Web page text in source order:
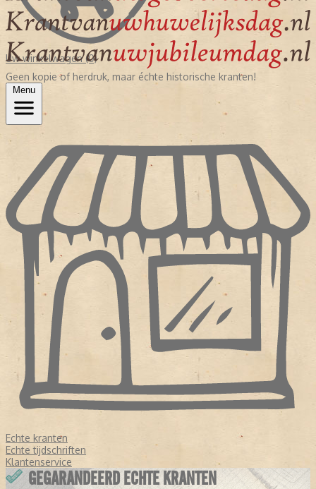
Uw winkelwagen (0)
Geen kopie of herdruk, maar échte historische kranten!
Menu
Echte kranten
Echte tijdschriften
Klantenservice
GEGARANDEERD ECHTE KRANTEN